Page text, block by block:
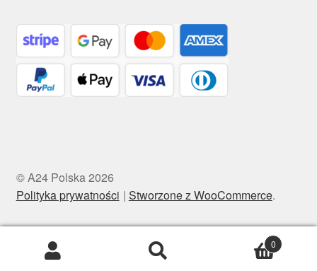
© A24 Polska 2026
Polityka prywatności
Stworzone z WooCommerce.
0